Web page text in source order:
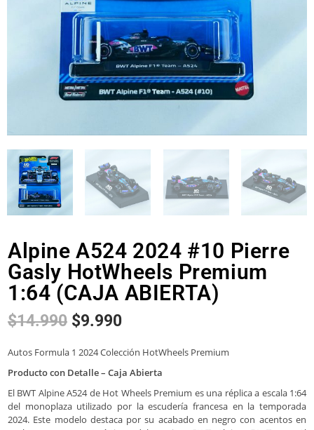
Alpine A524 2024 #10 Pierre
Gasly HotWheels Premium
1:64 (CAJA ABIERTA)
$14.990 $9.990
Autos Formula 1 2024 Colección HotWheels Premium
Producto con Detalle – Caja Abierta
El BWT Alpine A524 de Hot Wheels Premium es una réplica a escala 1:64
del monoplaza utilizado por la escudería francesa en la temporada
2024. Este modelo destaca por su acabado en negro con acentos en